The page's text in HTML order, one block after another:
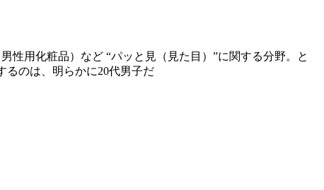
用化粧品）など “パッと見（見た目）”に関する分野。と
るのは、明らかに20代男子だ